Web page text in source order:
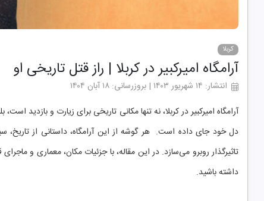
کربلا
آرامگاه امیرکبیر در کربلا | راز قتل تاریخی او
انتشار: ۱۴ شهریور ۱۴۰۳ | بروزرسانی: ۱۸ آبان ۱۴۰۴
آرامگاه امیرکبیر در کربلا، نه تنها مکانی تاریخی برای زیارت و بازدید
دل خود جای داده است. هر گوشه از این آرامگاه، داستانی از
تاثیرگذار روبرو می‌سازد. در این مقاله، با جزئیات مکان، معماری و
داشته باشید.